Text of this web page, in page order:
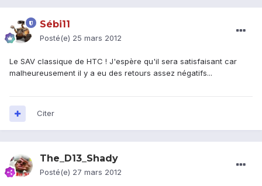
Sébi11
Posté(e) 25 mars 2012
Le SAV classique de HTC ! J'espère qu'il sera satisfaisant car
malheureusement il y a eu des retours assez négatifs...
Citer
The_D13_Shady
Posté(e) 27 mars 2012